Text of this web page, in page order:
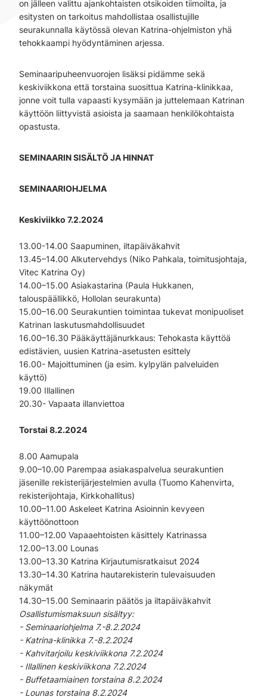
on jälleen valittu ajankohtaisten otsikoiden tiimoilta, ja
esitysten on tarkoitus mahdollistaa osallistujille
seurakunnalla käytössä olevan Katrina-ohjelmiston yhä
tehokkaampi hyödyntäminen arjessa.
Seminaaripuheenvuorojen lisäksi pidämme sekä
keskiviikkona että torstaina suosittua Katrina-klinikkaa,
jonne voit tulla vapaasti kysymään ja juttelemaan Katrinan
käyttöön liittyvistä asioista ja saamaan henkilökohtaista
opastusta.
SEMINAARIN SISÄLTÖ JA HINNAT
SEMINAARIOHJELMA
Keskiviikko 7.2.2024
13.00-14.00 Saapuminen, iltapäiväkahvit
13.45–14.00 Alkutervehdys (Niko Pahkala, toimitusjohtaja,
Vitec Katrina Oy)
14.00–15.00 Asiakastarina (Paula Hukkanen,
talouspäällikkö, Hollolan seurakunta)
15.00–16.00 Seurakuntien toimintaa tukevat monipuoliset
Katrinan laskutusmahdollisuudet
16.00–16.30 Pääkäyttäjänurkkaus: Tehokasta käyttöä
edistävien, uusien Katrina-asetusten esittely
16.00- Majoittuminen (ja esim. kylpylän palveluiden
käyttö)
19.00 Illallinen
20.30- Vapaata illanviettoa
Torstai 8.2.2024
8.00 Aamupala
9.00–10.00 Parempaa asiakaspalvelua seurakuntien
jäsenille rekisterijärjestelmien avulla (Tuomo Kahenvirta,
rekisterijohtaja, Kirkkohallitus)
10.00–11.00 Askeleet Katrina Asioinnin kevyeen
käyttöönottoon
11.00–12.00 Vapaaehtoisten käsittely Katrinassa
12.00–13.00 Lounas
13.00–13.30 Katrina Kirjautumisratkaisut 2024
13.30–14.30 Katrina hautarekisterin tulevaisuuden
näkymät
14.30–15.00 Seminaarin päätös ja iltapäiväkahvit
Osallistumismaksuun sisältyy:
- Seminaariohjelma 7.-8.2.2024
- Katrina-klinikka 7.-8.2.2024
- Kahvitarjoilu keskiviikkona 7.2.2024
- Illallinen keskiviikkona 7.2.2024
- Buffetaamiainen torstaina 8.2.2024
- Lounas torstaina 8.2.2024